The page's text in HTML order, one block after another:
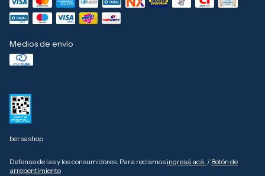
Medios de envío
bersashop
Defensa de las y los consumidores. Para reclamos ingresá acá. / Botón de
arrepentimiento